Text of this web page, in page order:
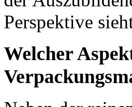
Perspektive
Welcher